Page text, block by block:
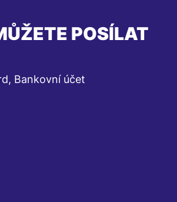
POSÍLAT
Bankovní účet